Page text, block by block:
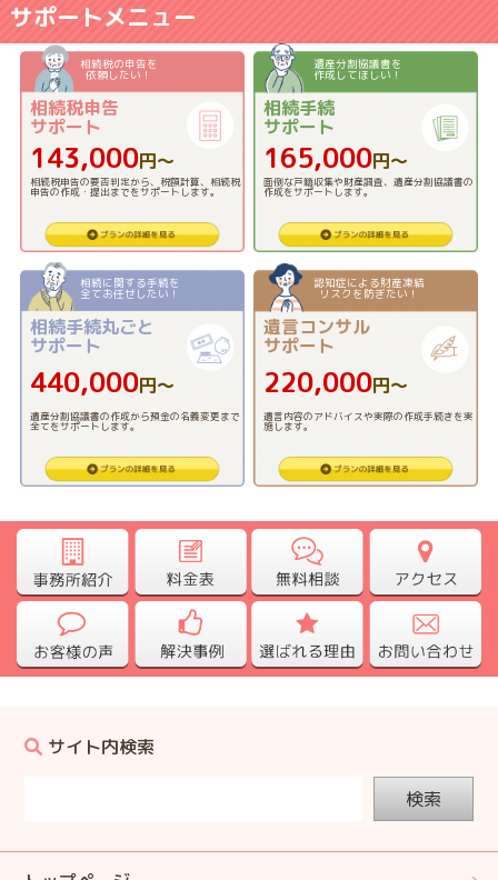
サポートメニュー
相続税の申告を
依頼したい！
相続税申告
サポート
143,000円〜
相続税申告の要否判定から、税額計算、相続税
申告の作成・提出までをサポートします。
遺産分割協議書を
作成してほしい！
相続手続
サポート
165,000円〜
面倒な戸籍収集や財産調査、遺産分割協議書の
作成をサポートします。
相続に関する手続を
全てお任せしたい！
相続手続丸ごと
サポート
440,000円〜
遺産分割協議書の作成から預金の名義変更まで
全てをサポートします。
認知症による財産凍結
リスクを防ぎたい！
遺言コンサル
サポート
220,000円〜
遺言内容のアドバイスや実際の作成手続きを実
施します。
サイト内検索
検索